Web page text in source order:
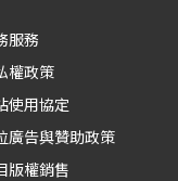
服務
權政策
使用協定
廣告與贊助政策
版權銷售